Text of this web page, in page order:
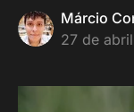
Márcio
27 de